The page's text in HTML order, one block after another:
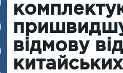
відмову від